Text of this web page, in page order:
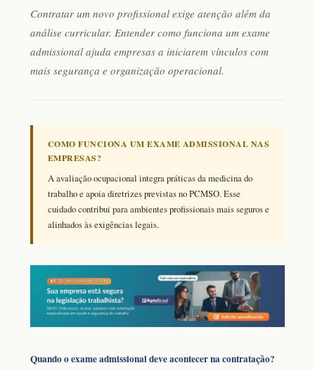
Contratar um novo profissional exige atenção além da
análise curricular. Entender como funciona um exame
admissional ajuda empresas a iniciarem vínculos com
mais segurança e organização operacional.
COMO FUNCIONA UM EXAME ADMISSIONAL NAS
EMPRESAS?
A avaliação ocupacional integra práticas da medicina do
trabalho e apoia diretrizes previstas no PCMSO. Esse
cuidado contribui para ambientes profissionais mais seguros e
alinhados às exigências legais.
Quando o exame admissional deve acontecer na contratação?